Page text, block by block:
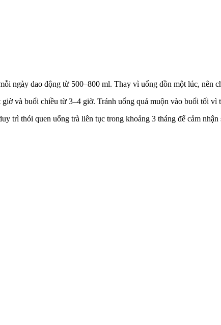
ngày dao động từ 500–800 ml. Thay vì uống dồn một lúc, nên
và buổi chiều từ 3–4 giờ. Tránh uống quá muộn vào buổi tối vì
trì thói quen uống trà liên tục trong khoảng 3 tháng để cảm